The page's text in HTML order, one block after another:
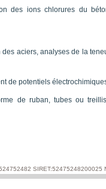
des ions chlorures du
aciers, analyses de la
de potentiels
de ruban, tubes ou
SIRET:52475248200025